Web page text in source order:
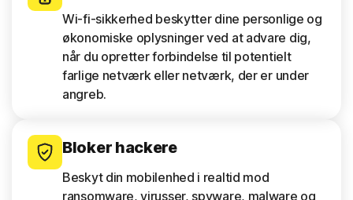
Wi-fi-sikkerhed beskytter dine personlige og
økonomiske oplysninger ved at advare dig,
når du opretter forbindelse til potentielt
farlige netværk eller netværk, der er under
angreb.
Bloker hackere
Beskyt din mobilenhed i realtid mod
ransomware, virusser, spyware, malware og